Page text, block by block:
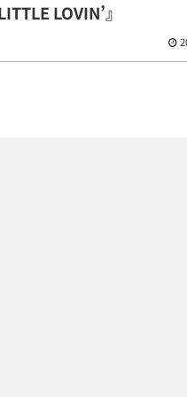
LOVIN’』